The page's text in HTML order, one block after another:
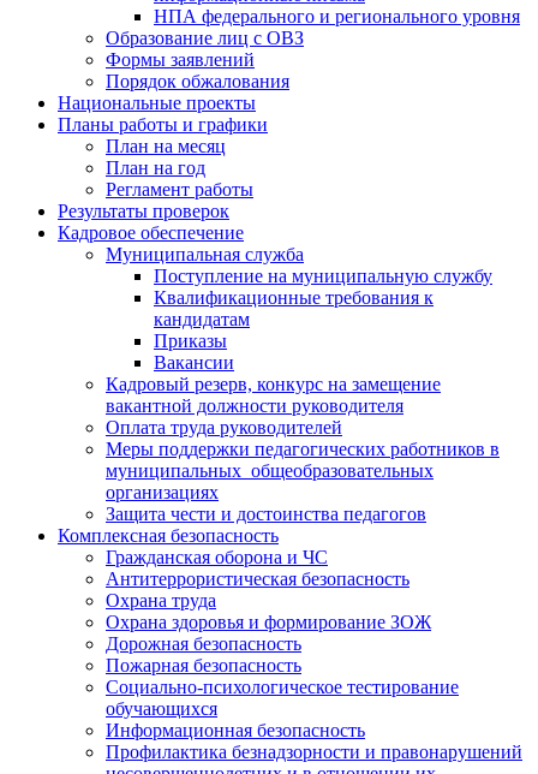
НПА федерального и регионального уровня
Образование лиц с ОВЗ
Формы заявлений
Порядок обжалования
Национальные проекты
Планы работы и графики
План на месяц
План на год
Регламент работы
Результаты проверок
Кадровое обеспечение
Муниципальная служба
Поступление на муниципальную службу
Квалификационные требования к
кандидатам
Приказы
Вакансии
Кадровый резерв, конкурс на замещение
вакантной должности руководителя
Оплата труда руководителей
Меры поддержки педагогических работников в
муниципальных общеобразовательных
организациях
Защита чести и достоинства педагогов
Комплексная безопасность
Гражданская оборона и ЧС
Антитеррористическая безопасность
Охрана труда
Охрана здоровья и формирование ЗОЖ
Дорожная безопасность
Пожарная безопасность
Социально-психологическое тестирование
обучающихся
Информационная безопасность
Профилактика безнадзорности и правонарушений